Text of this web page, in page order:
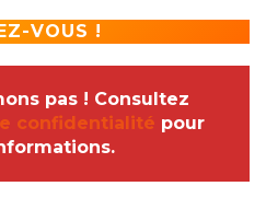
pas ! Consultez
confidentialité pour